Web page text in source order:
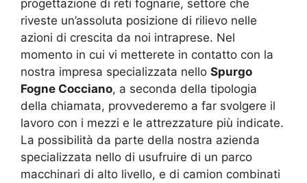
progettazione di reti fognarie, settore che
riveste un’assoluta posizione di rilievo nelle
azioni di crescita da noi intraprese. Nel
momento in cui vi metterete in contatto con la
nostra impresa specializzata nello Spurgo
Fogne Cocciano, a seconda della tipologia
della chiamata, provvederemo a far svolgere il
lavoro con i mezzi e le attrezzature più indicate.
La possibilità da parte della nostra azienda
specializzata nello di usufruire di un parco
macchinari di alto livello, e di camion combinati